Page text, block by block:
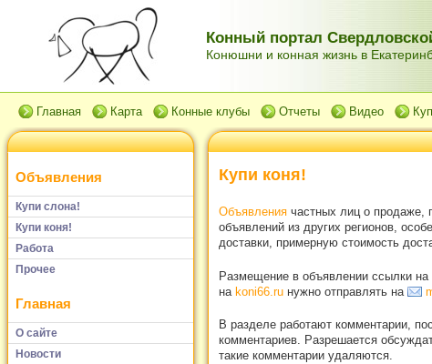
Конный портал
Конюшни и конная жизнь в
Главная Карта Конные клубы Отчеты Видео
Объявления
Купи слона!
Купи коня!
Работа
Прочее
Главная
О сайте
Новости
Купи коня!
Объявления частных лиц о продаже,
объявлений из других регионов,
доставки, примерную стоимость
Размещение в объявлении ссылки на
на koni66.ru нужно отправлять на
В разделе работают комментарии,
комментариев. Разрешается
такие комментарии удаляются.